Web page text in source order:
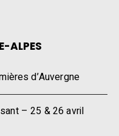
ALPES
d’Auvergne
– 25 & 26 avril